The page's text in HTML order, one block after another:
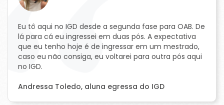
Eu tô aqui no IGD desde a segunda fase para OAB. De
lá para cá eu ingressei em duas pós. A expectativa
que eu tenho hoje é de ingressar em um mestrado,
caso eu não consiga, eu voltarei para outra pós aqui
no IGD.
Andressa Toledo, aluna egressa do IGD